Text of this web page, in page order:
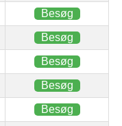
Besøg
Besøg
Besøg
Besøg
Besøg